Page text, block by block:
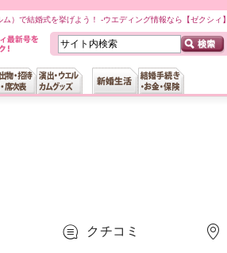
）で結婚式を挙げよう！ -ウエディング情報なら【ゼクシィ】
クチコミ